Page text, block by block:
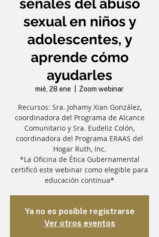
señales del abuso
sexual en niños y
adolescentes, y
aprende cómo
ayudarles
mié, 28 ene Zoom webinar
Recursos: Sra. Johamy Xian González,
coordinadora del Programa de Alcance
Comunitario y Sra. Eudeliz Colón,
coordinadora del Programa ERAAS del
Hogar Ruth, Inc.
*La Oficina de Ética Gubernamental
certificó este webinar como elegible para
educación continua*
Ya no es posible registrarse
Ver otros eventos